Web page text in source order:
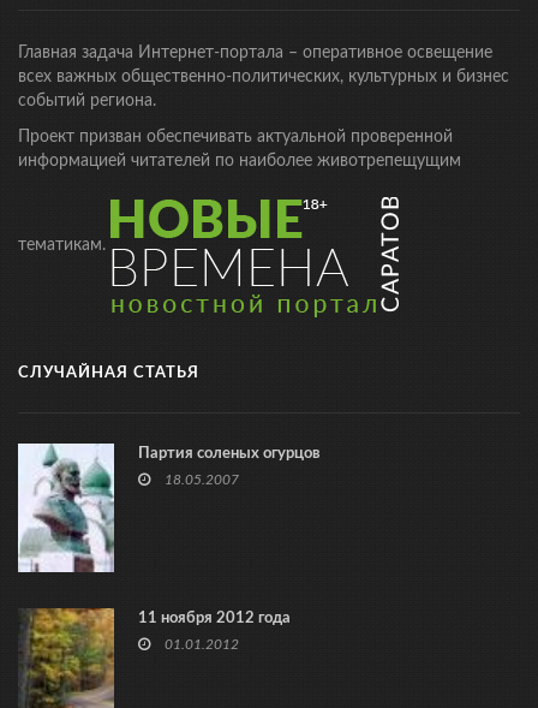
Главная задача Интернет-портала – оперативное освещение
всех важных общественно-политических, культурных и бизнес
событий региона.
Проект призван обеспечивать актуальной проверенной
информацией читателей по наиболее животрепещущим
тематикам.
СЛУЧАЙНАЯ СТАТЬЯ
Партия соленых огурцов
18.05.2007
11 ноября 2012 года
01.01.2012